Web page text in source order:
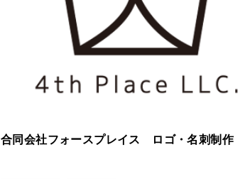
合同会社フォースプレイス ロゴ・名刺制作